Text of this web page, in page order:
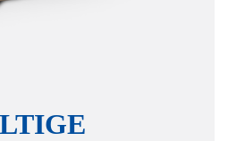
Sie können Ihre
Externe Medien